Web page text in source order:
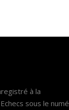
à la
sous le